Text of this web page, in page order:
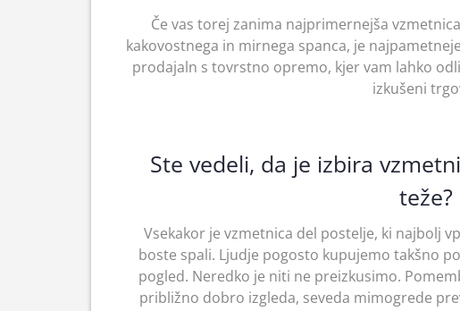
Če vas torej zanima najprimernejša
kakovostnega in mirnega spanca, je
prodajaln s tovrstno opremo, kjer vam lahko
izkušeni
Ste vedeli, da je izbira
teže?
Vsekakor je vzmetnica del postelje, ki najbolj
boste spali. Ljudje pogosto kupujemo takšno
pogled. Neredko je niti ne preizkusimo.
približno dobro izgleda, seveda mimogrede